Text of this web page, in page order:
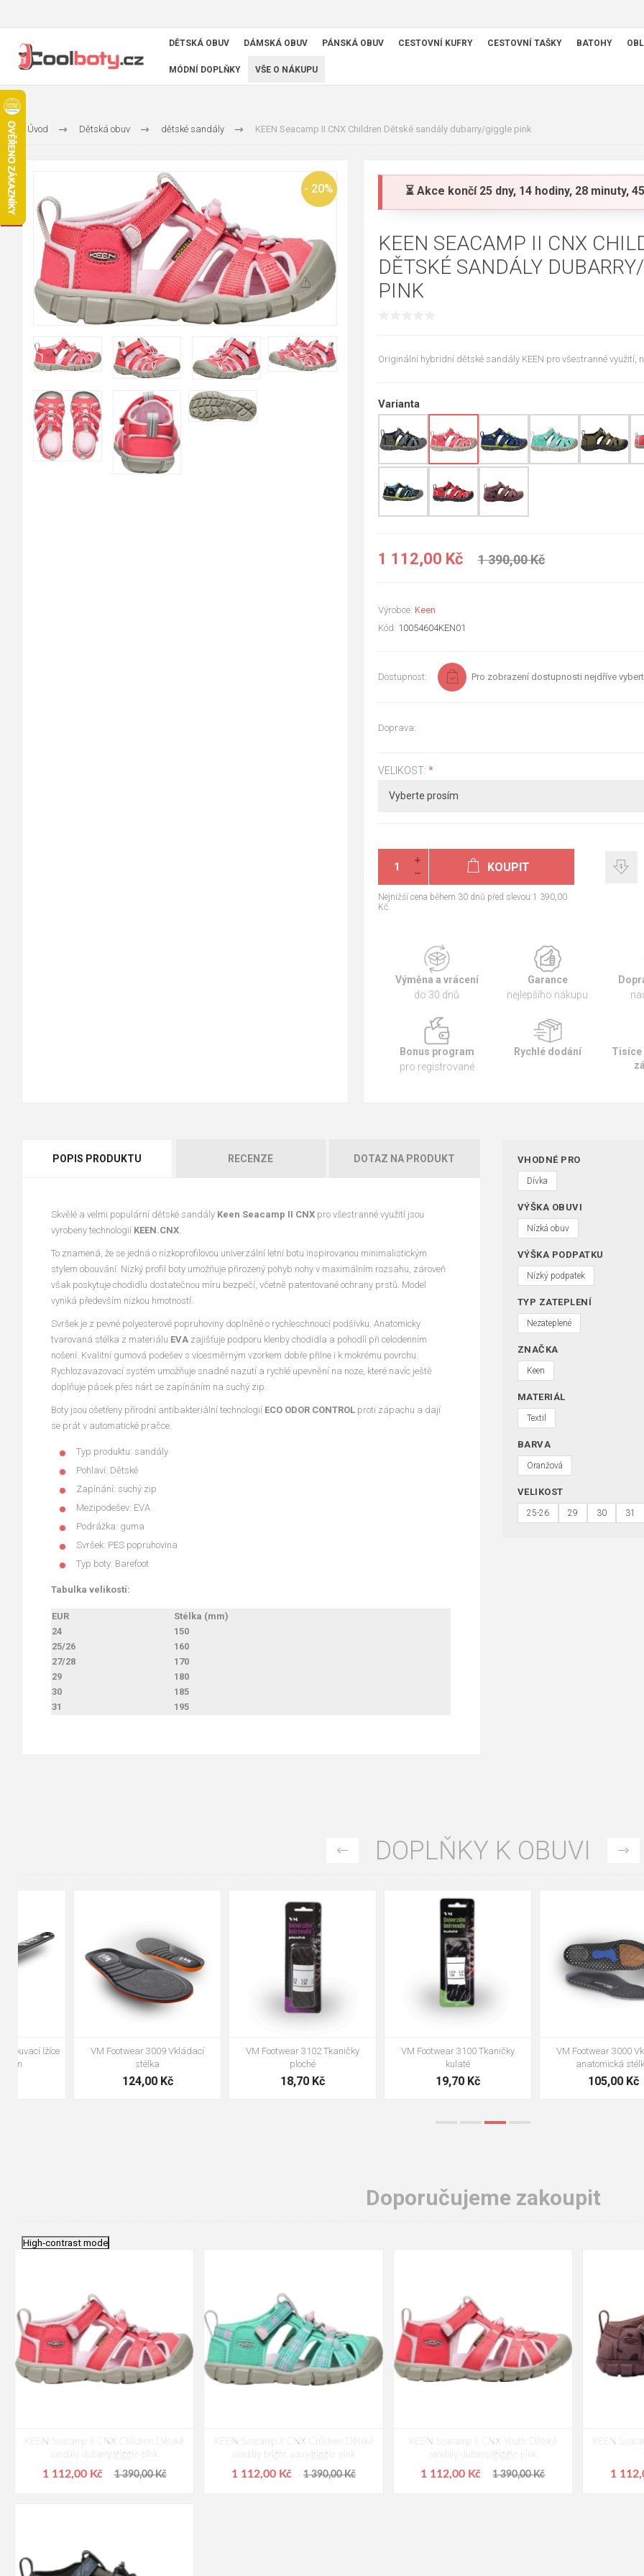
DĚTSKÁ OBUV DÁMSKÁ OBUV PÁNSKÁ OBUV CESTOVNÍ KUFRY CESTOVNÍ TAŠKY BATOHY
MÓDNÍ DOPLŇKY VŠE O NÁKUPU
Úvod Dětská obuv dětské sandály KEEN Seacamp II CNX Children Dětské sandály dubarry/giggle pink
- 20% ⏳ Akce končí 25 dny, 14 hodiny, 28 minuty,
KEEN SEACAMP II CNX
DĚTSKÉ SANDÁLY
PINK
Originální hybridní dětské sandály KEEN pro všestranné využití,
Varianta
1 112,00 Kč 1 390,00 Kč
Výrobce: Keen
Kód: 10054604KEN01
Dostupnost: Pro zobrazení dostupnosti nejdříve
Doprava:
VELIKOST: *
KOUPIT
Nejnižší cena během 30 dnů před slevou:1 390,00
Kč
Výměna a vrácení
do 30 dnů
Garance
nejlepšího nákupu
Bonus program
pro registrované
Rychlé dodání
Tisíce
POPIS PRODUKTU RECENZE DOTAZ NA PRODUKT
Skvělé a velmi populární dětské sandály Keen Seacamp II CNX pro všestranné využití jsou
vyrobeny technologií KEEN.CNX
To znamená, že se jedná o nízkoprofilovou univerzální letní botu inspirovanou minimalistickým
stylem obouvání. Nízký profil boty umožňuje přirozený pohyb nohy v maximálním rozsahu, zároveň
však poskytuje chodidlu dostatečnou míru bezpečí, včetně patentované ochrany prstů. Model
vyniká především nízkou hmotností.
Svršek je z pevné polyesterové popruhoviny doplněné o rychleschnoucí podšívku. Anatomicky
tvarovaná stélka z materiálu EVA zajišťuje podporu klenby chodidla a pohodlí při celodenním
nošení. Kvalitní gumová podešev s vícesměrným vzorkem dobře přilne i k mokrému povrchu.
Rychlozavazovací systém umožňuje snadné nazutí a rychlé upevnění na noze, které navíc ještě
doplňuje pásek přes nárt se zapínáním na suchý zip.
Boty jsou ošetřeny přírodní antibakteriální technologií ECO ODOR CONTROL proti zápachu a dají
se prát v automatické pračce.
Typ produktu: sandály
Pohlaví: Dětské
Zapínání: suchý zip
Mezipodešev: EVA
Podrážka: guma
Svršek: PES popruhovina
Typ boty: Barefoot
Tabulka velikostí:
EUR
Stélka (mm)
24
150
25/26
160
27/28
170
29
180
30
185
31
195
VHODNÉ PRO
Dívka
VÝŠKA OBUVI
Nízká obuv
VÝŠKA PODPATKU
Nízký podpatek
TYP ZATEPLENÍ
Nezateplené
ZNAČKA
Keen
MATERIÁL
Textil
BARVA
Oranžová
VELIKOST
25-26 29 30 31
DOPLŇKY K OBUVI
VM Footwear 3100 Tkaničky
VM Footwear 3000 Vkládací
39
40
VM Footwear 3002 Vkládací
anatomická stélka ESD
43
VM Footwear 3900 Čistící houba
na obuv
Doporučujeme zakoupit
High-contrast mode
KEEN Seacamp II CNX Children Dětské
sandály dubarry/giggle pink
1 112,00 Kč 1 390,00 Kč
KEEN Seacamp II CNX Children Dětské
sandály bright aqua/giggle pink
1 112,00 Kč 1 390,00 Kč
KEEN Seacamp II CNX Youth Dětské
sandály dubarry/giggle pink
1 112,00 Kč 1 390,00 Kč
KEEN
1